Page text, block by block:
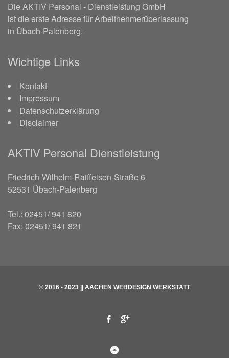
Die AKTIV Personal - Dienstleistung GmbH
ist die erste Adresse für Arbeitnehmerüberlassung
in Übach-Palenberg.
Wichtige Links
Kontakt
Impressum
Datenschutzerklärung
Disclaimer
AKTIV Personal Dienstleistung
Friedrich-Wilhelm-Raiffeisen-Straße 6
52531 Übach-Palenberg
Tel.: 02451/ 941 820
Fax: 02451/ 941 821
© 2016 - 2023 || AACHEN WEBDESIGN WERKSTATT
Facebook
Google
Back